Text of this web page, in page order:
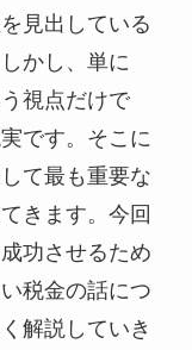
見出している
かし、単に
視点だけで
です。そこに
て最も重要な
きます。今回
功させるため
税金の話につ
解説していき